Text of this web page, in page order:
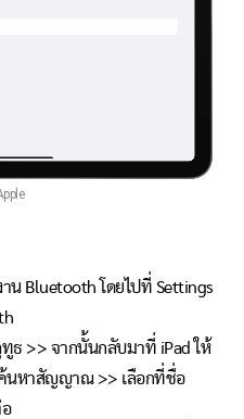
าน Bluetooth โดยไปที่ Settings
ธ >> จากนั้นกลับมาที่ iPad ให้
ค้นหาสัญญาณ >> เลือกที่ชื่อ